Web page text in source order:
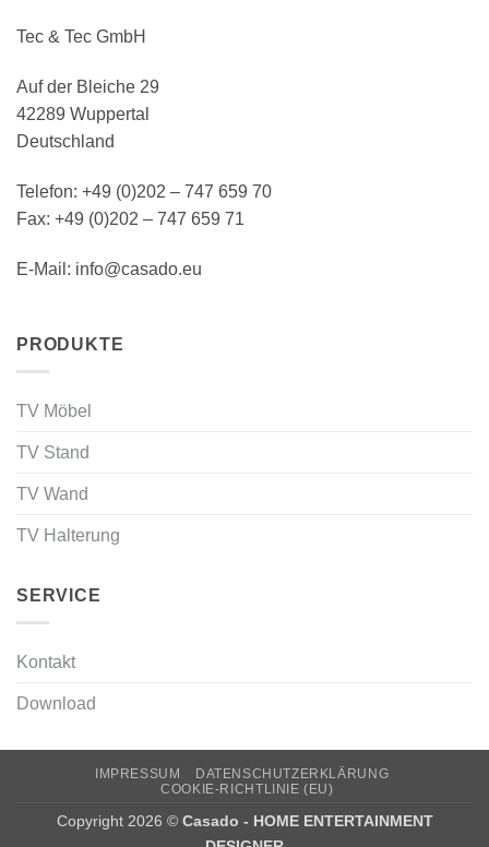
Tec & Tec GmbH
Auf der Bleiche 29
42289 Wuppertal
Deutschland
Telefon: +49 (0)202 – 747 659 70
Fax: +49 (0)202 – 747 659 71
E-Mail: info@casado.eu
PRODUKTE
TV Möbel
TV Stand
TV Wand
TV Halterung
SERVICE
Kontakt
Download
IMPRESSUM
DATENSCHUTZERKLÄRUNG
COOKIE-RICHTLINIE (EU)
Copyright 2026 © Casado - HOME ENTERTAINMENT